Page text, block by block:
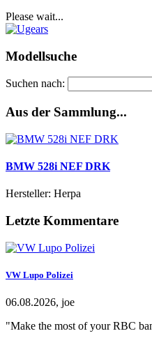
Please wait...
Modellsuche
Suchen nach:
Aus der Sammlung...
BMW 528i NEF DRK
Hersteller: Herpa
Letzte Kommentare
VW Lupo Polizei
06.08.2026, joe
"Make the most of your RBC